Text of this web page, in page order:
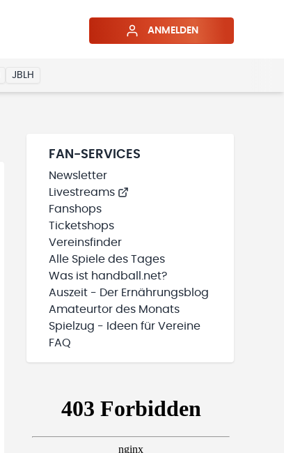
ANMELDEN
JBLH
FAN-SERVICES
Newsletter
Livestreams
Fanshops
Ticketshops
Vereinsfinder
Alle Spiele des Tages
Was ist handball.net?
Auszeit - Der Ernährungsblog
Amateurtor des Monats
Spielzug - Ideen für Vereine
FAQ